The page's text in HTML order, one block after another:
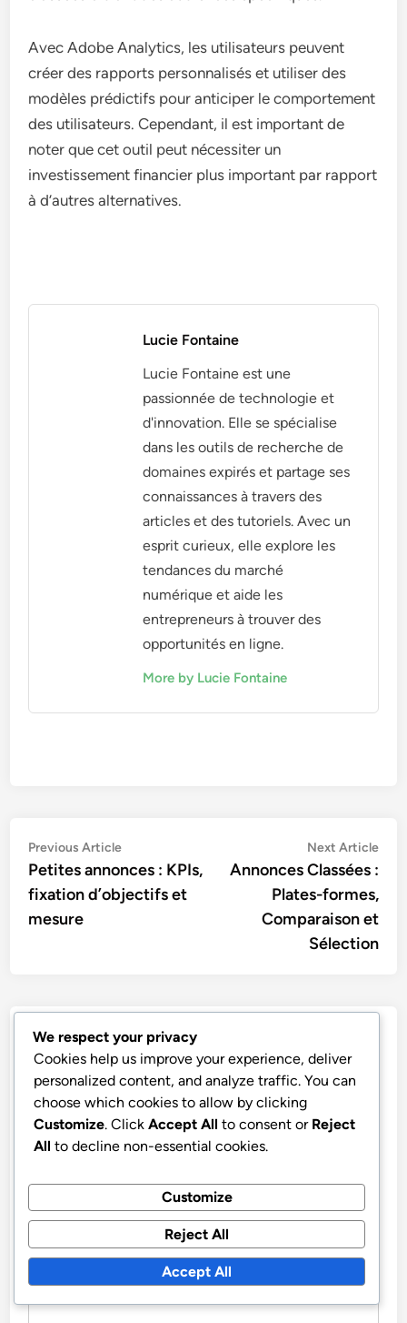
Avec Adobe Analytics, les utilisateurs peuvent
créer des rapports personnalisés et utiliser des
modèles prédictifs pour anticiper le comportement
des utilisateurs. Cependant, il est important de
noter que cet outil peut nécessiter un
investissement financier plus important par rapport
à d’autres alternatives.
Lucie Fontaine
Lucie Fontaine est une
passionnée de technologie et
d'innovation. Elle se spécialise
dans les outils de recherche de
domaines expirés et partage ses
connaissances à travers des
articles et des tutoriels. Avec un
esprit curieux, elle explore les
tendances du marché
numérique et aide les
entrepreneurs à trouver des
opportunités en ligne.
More by Lucie Fontaine
Post
navigation
Previous ArticlePrevious
article:
Petites annonces : KPIs,
fixation d’objectifs et
mesure
Next Article
Annonces Classées :
Plates-formes,
Comparaison et
Sélection
Leave a Reply
Your email address will not be published. Required fields
are marked*
COMMENT*
We respect your privacy
Cookies help us improve your experience, deliver
personalized content, and analyze traffic. You can
choose which cookies to allow by clicking
Customize. Click Accept All to consent or Reject
All to decline non-essential cookies.
Customize
Reject All
Accept All